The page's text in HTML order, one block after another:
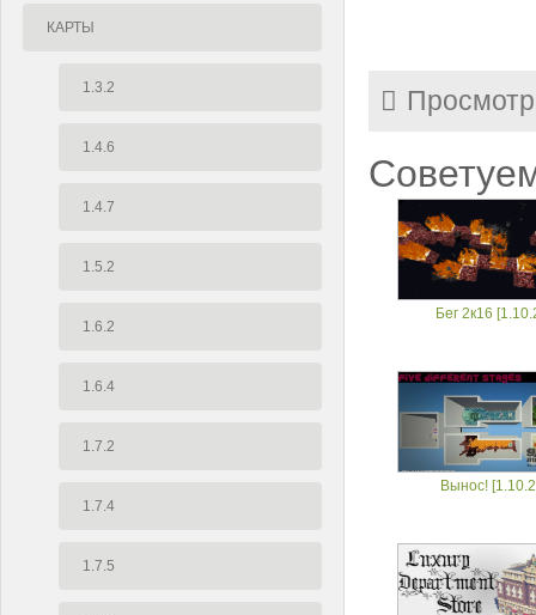
КАРТЫ
1.3.2
1.4.6
1.4.7
1.5.2
1.6.2
1.6.4
1.7.2
1.7.4
1.7.5
Бег 2к16
Вынос!